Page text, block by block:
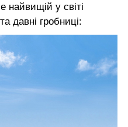
найвищій у світі
давні гробниці: